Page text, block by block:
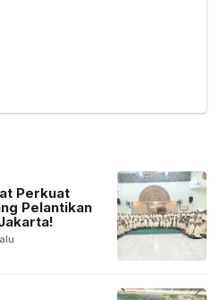
Perkuat
Pelantikan